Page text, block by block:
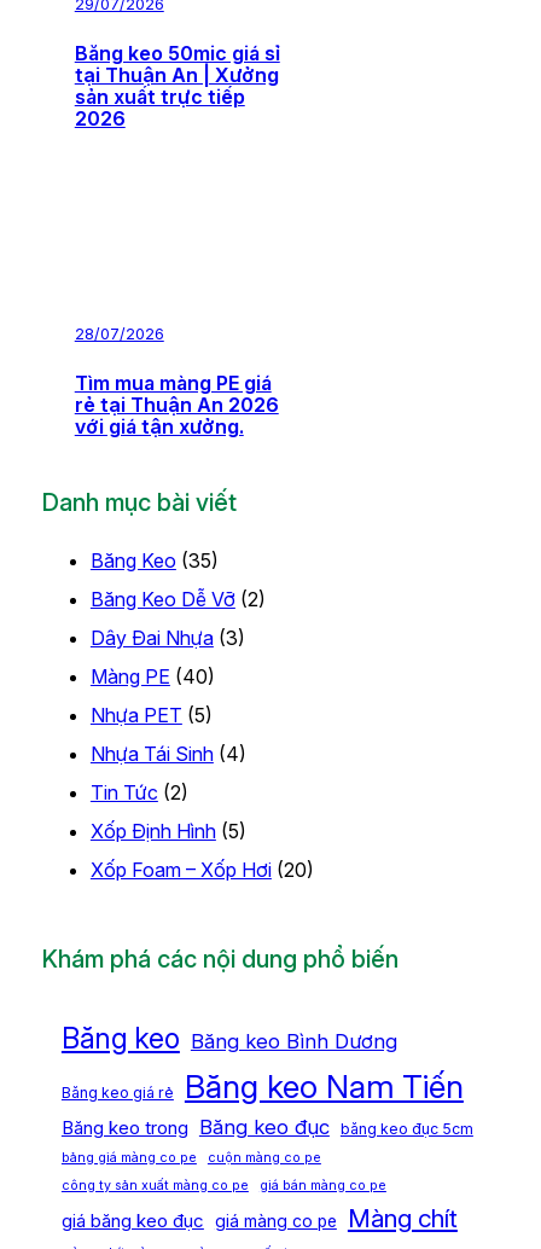
29/07/2026
Băng keo 50mic giá sỉ
tại Thuận An | Xưởng
sản xuất trực tiếp
2026
28/07/2026
Tìm mua màng PE giá
rẻ tại Thuận An 2026
với giá tận xưởng.
Danh mục bài viết
Băng Keo (35)
Băng Keo Dễ Vỡ(2)
Dây Đai Nhựa(3)
Màng PE (40)
Nhựa PET (5)
Nhựa Tái Sinh(4)
Tin Tức (2)
Xốp Định Hình(5)
Xốp Foam – Xốp Hơi(20)
Khám phá các nội dung phổ biến
Băng keo Băng keo Bình Dương
Băng keo giá rẻ Băng keo Nam Tiến
Băng keo trong Băng keo đục băng keo đục 5cm
bảng giá màng co pe
cuộn màng co pe
công ty sản xuất màng co pe
giá bán màng co pe
giá băng keo đục giá màng co pe Màng chít